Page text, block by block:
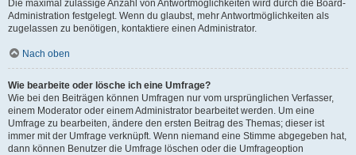
Die maximal zulässige Anzahl von Antwortmöglichkeiten wird durch die Board-
Administration festgelegt. Wenn du glaubst, mehr Antwortmöglichkeiten als
zugelassen zu benötigen, kontaktiere einen Administrator.
Nach oben
Wie bearbeite oder lösche ich eine Umfrage?
Wie bei den Beiträgen können Umfragen nur vom ursprünglichen Verfasser,
einem Moderator oder einem Administrator bearbeitet werden. Um eine
Umfrage zu bearbeiten, ändere den ersten Beitrag des Themas; dieser ist
immer mit der Umfrage verknüpft. Wenn niemand eine Stimme abgegeben hat,
dann können Benutzer die Umfrage löschen oder die Umfrageoption